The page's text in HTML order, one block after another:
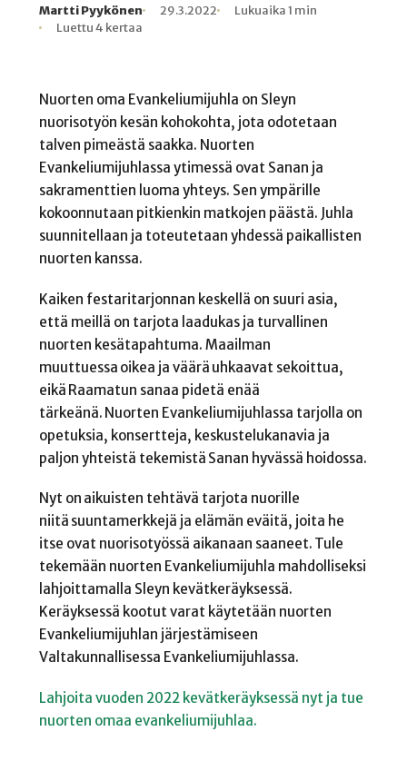
Kirjoittaja
Martti Pyykönen
Julkaistu
29.3.2022
Lukuaika
Lukuaika 1 min
Lukukertoja
Luettu 4 kertaa
Nuorten oma Evankeliumijuhla on Sleyn
nuorisotyön kesän kohokohta, jota odotetaan
talven pimeästä saakka. Nuorten
Evankeliumijuhlassa ytimessä ovat Sanan ja
sakramenttien luoma yhteys. Sen ympärille
kokoonnutaan pitkienkin matkojen päästä. Juhla
suunnitellaan ja toteutetaan yhdessä paikallisten
nuorten kanssa.
Kaiken festaritarjonnan keskellä on suuri asia,
että meillä on tarjota laadukas ja turvallinen
nuorten kesätapahtuma. Maailman
muuttuessa oikea ja väärä uhkaavat sekoittua,
eikä Raamatun sanaa pidetä enää
tärkeänä. Nuorten Evankeliumijuhlassa tarjolla on
opetuksia, konsertteja, keskustelukanavia ja
paljon yhteistä tekemistä Sanan hyvässä hoidossa.
Nyt on aikuisten tehtävä tarjota nuorille
niitä suuntamerkkejä ja elämän eväitä, joita he
itse ovat nuorisotyössä aikanaan saaneet. Tule
tekemään nuorten Evankeliumijuhla mahdolliseksi
lahjoittamalla Sleyn kevätkeräyksessä.
Keräyksessä kootut varat käytetään nuorten
Evankeliumijuhlan järjestämiseen
Valtakunnallisessa Evankeliumijuhlassa.
Lahjoita vuoden 2022 kevätkeräyksessä nyt ja tue
nuorten omaa evankeliumijuhlaa.